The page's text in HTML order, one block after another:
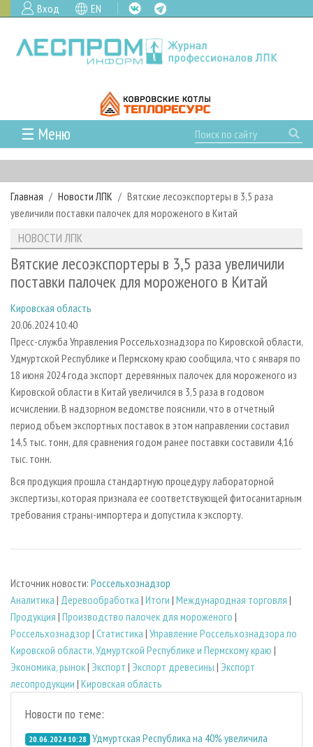
Вход EN
☰ Меню
ГЛАВНАЯ
РУБРИКИ И ТЕМЫ
РУБРИКИ ЖУРНАЛА
ЛЕСОЗАГОТОВКА
ЛЕСОПИЛЕНИЕ
СУШКА ДРЕВЕСИНЫ
ПРОИЗВОДСТВО ДРЕВЕСНЫХ ПЛИТ
ДЕРЕВЯННОЕ ДОМОСТРОЕНИЕ
ПРОИЗВОДСТВО МЕБЕЛИ
БИОЭНЕРГЕТИКА
ЦБП
ИНСТРУМЕНТ И МАТЕРИАЛЫ
НОВОСТИ
НОВОСТИ ЛПК
НОВОСТИ ЖУРНАЛА
ПРОЕКТЫ ЛПИ
АНАЛИТИКА
ПРЕДПРИЯТИЯ ЛПК
ПЕРСОНЫ
МОБИЛЬНЫЕ ВЫСТАВКИ
ОФИЦИАЛЬНЫЕ ДЕЛЕГАЦИИ
ПРИОРИТЕТНЫЕ ИНВЕСТПРОЕКТЫ
RUSSIAN FORESTRY REVIEW
ГАЗЕТА ЛЕСПРОМФОРУМ
БИБЛИОТЕКА СПЕЦИАЛИСТА
АРХИВ ЖУРНАЛОВ
СТАТЬИ
О ЖУРНАЛЕ
ПОДПИСКА
КОНТАКТЫ
РЕКЛАМОДАТЕЛЯМ
РЕКЛАМА
РЕКЛАМА НА САЙТЕ
Главная Новости ЛПК
Вятские лесоэкспортеры в 3,5 раза
увеличили поставки палочек для мороженого в Китай
НОВОСТИ ЛПК
Вятские лесоэкспортеры в 3,5 раза увеличили
поставки палочек для мороженого в Китай
Кировская область
20.06.2024 10:40
Пресс-служба Управления Россельхознадзора по Кировской области,
Удмуртской Республике и Пермскому краю сообщила, что с января по
18 июня 2024 года экспорт деревянных палочек для мороженого из
Кировской области в Китай увеличился в 3,5 раза в годовом
исчислении. В надзорном ведомстве пояснили, что в отчетный
период объем экспортных поставок в этом направлении составил
14,5 тыс. тонн, для сравнения годом ранее поставки составили 4,16
тыс. тонн.
Вся продукция прошла стандартную процедуру лабораторной
экспертизы, которая признала ее соответствующей фитосанитарным
требования страны-импортера и допустила к экспорту.
Источник новости: Россельхознадзор
Аналитика | Деревообработка | Итоги | Международная торговля |
Продукция | Производство палочек для мороженого |
Россельхознадзор | Статистика | Управление Россельхознадзора по
Кировской области, Удмуртской Республике и Пермскому краю |
Экономика, рынок| Экспорт | Экспорт древесины | Экспорт
лесопродукции | Кировская область
Новости по теме:
20.06.2024 10:28 Удмуртская Республика на 40% увеличила